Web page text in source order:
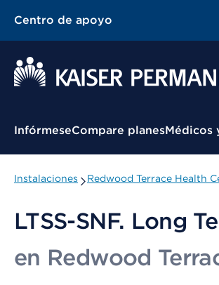
Centro de apoyo
Menú contextual
InfórmeseCompare planesMédicos
Instalaciones Redwood Terrace Health
LTSS-SNF. Long
en Redwood